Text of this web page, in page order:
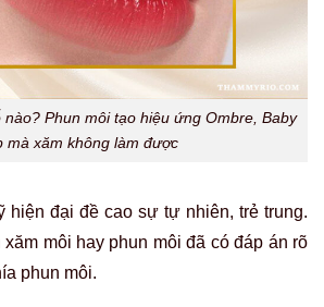
nào? Phun môi tạo hiệu ứng Ombre, Baby
mà xăm không làm được
hiện đại đề cao sự tự nhiên, trẻ trung.
xăm môi hay phun môi đã có đáp án rõ
phun môi.